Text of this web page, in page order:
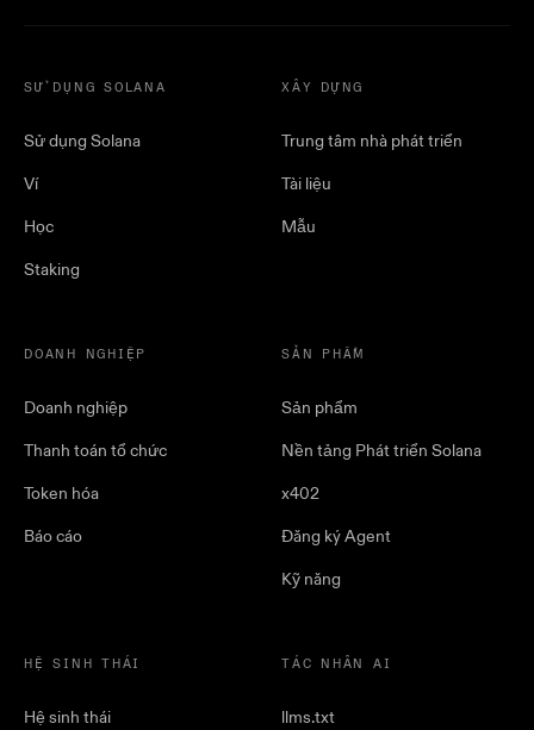
SỬ DỤNG SOLANA
Sử dụng Solana
Ví
Học
Staking
XÂY DỰNG
Trung tâm nhà phát triển
Tài liệu
Mẫu
DOANH NGHIỆP
Doanh nghiệp
Thanh toán tổ chức
Token hóa
Báo cáo
SẢN PHẨM
Sản phẩm
Nền tảng Phát triển Solana
x402
Đăng ký Agent
Kỹ năng
HỆ SINH THÁI
Hệ sinh thái
TÁC NHÂN AI
llms.txt